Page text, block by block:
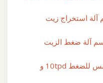
استخراج زيت
آلة ضغط الزيت
آلة معالجة زيت عباد الشمس للضغط 10tpd و